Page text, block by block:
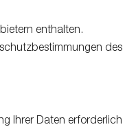
enthalten.
Ihrer Daten erforderlich